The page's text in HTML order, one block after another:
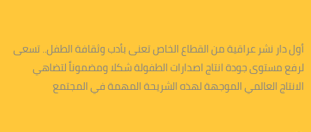
أول دار نشر عراقية من القطاع الخاص تعنى بأدب وثقافة الطفل.. تسعى
لرفع مستوى جودة انتاج اصدارات الطفولة شكلا ومضموناً لتضاهي
الانتاج العالمي الموجهة لهذه الشريحة المهمة في المجتمع